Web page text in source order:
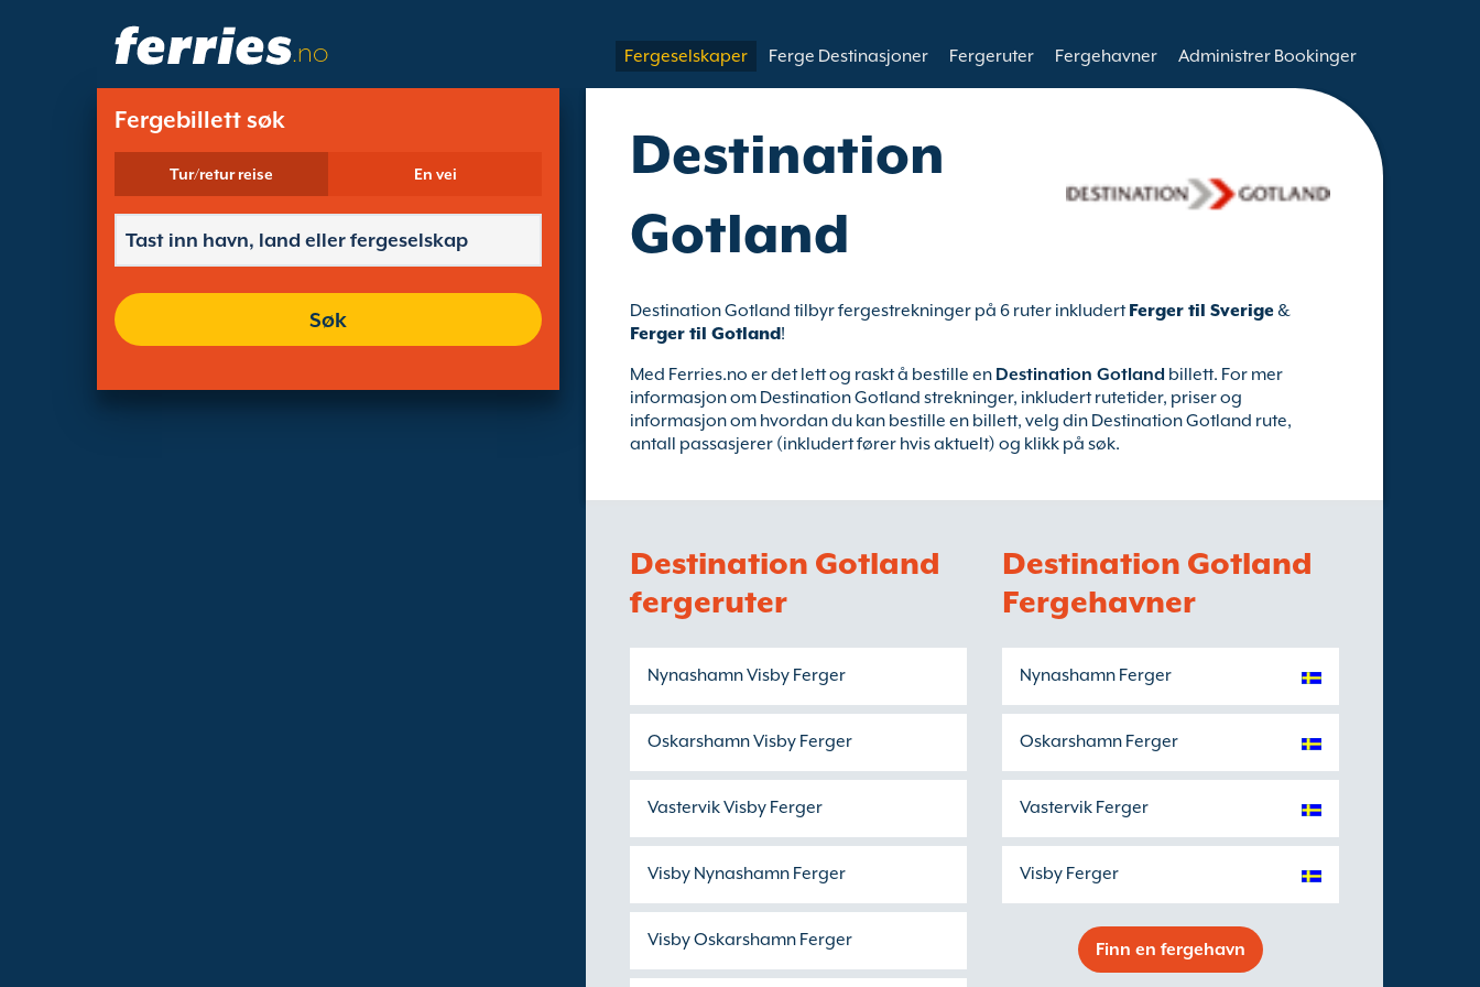
.no Fergeselskaper Ferge Destinasjoner Fergeruter Fergehavner Administrer Bookinger
Fergebillett søk
Tur/retur reise En vei
Søk
Destination
Gotland
Destination Gotland tilbyr fergestrekninger på 6 ruter inkludertFerger til Sverige&
Ferger til Gotland!
Med Ferries.no er det lett og raskt å bestille en Destination Gotland billett. For mer
informasjon om Destination Gotland strekninger, inkludert rutetider, priser og
informasjon om hvordan du kan bestille en billett, velg din Destination Gotland rute,
antall passasjerer (inkludert fører hvis aktuelt) og klikk på søk.
Destination Gotland
fergeruter
Nynashamn Visby Ferger
Oskarshamn Visby Ferger
Vastervik Visby Ferger
Visby Nynashamn Ferger
Visby Oskarshamn Ferger
Destination Gotland
Fergehavner
Nynashamn Ferger
Oskarshamn Ferger
Vastervik Ferger
Visby Ferger
Finn en fergehavn